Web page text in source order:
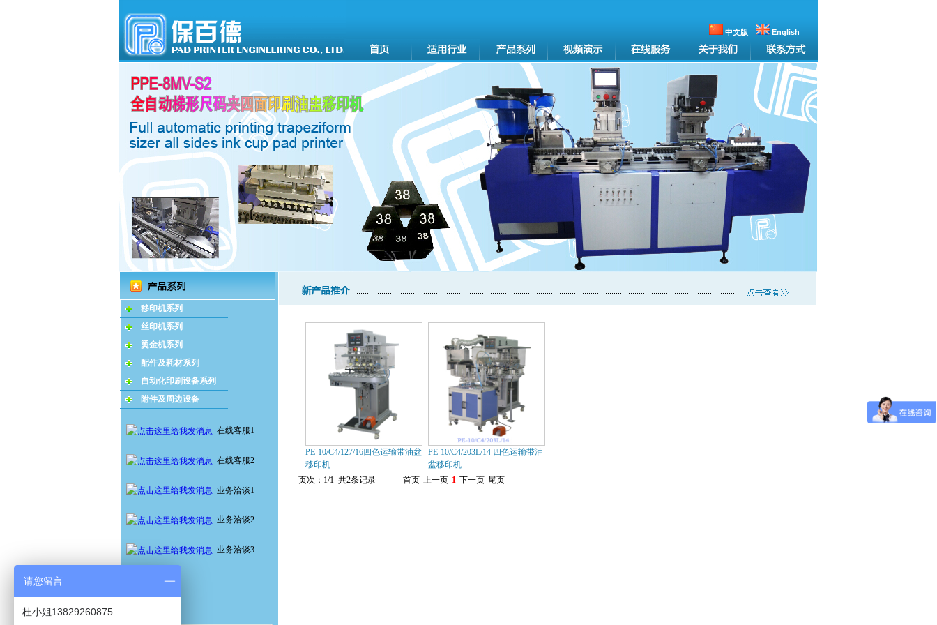
中文版 English
移印机系列
丝印机系列
烫金机系列
配件及耗材系列
自动化印刷设备系列
附件及周边设备
在线客服1
在线客服2
业务洽谈1
业务洽谈2
业务洽谈3
PE-10/C4/127/16四色运输带油盆
移印机
PE-10/C4/203L/14 四色运输带油
盆移印机
页次：1/1 共2条记录
首页 上一页 1 下一页 尾页
请您留言
杜小姐13829260875